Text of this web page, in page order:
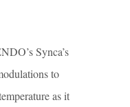
Synca’s
to
as it